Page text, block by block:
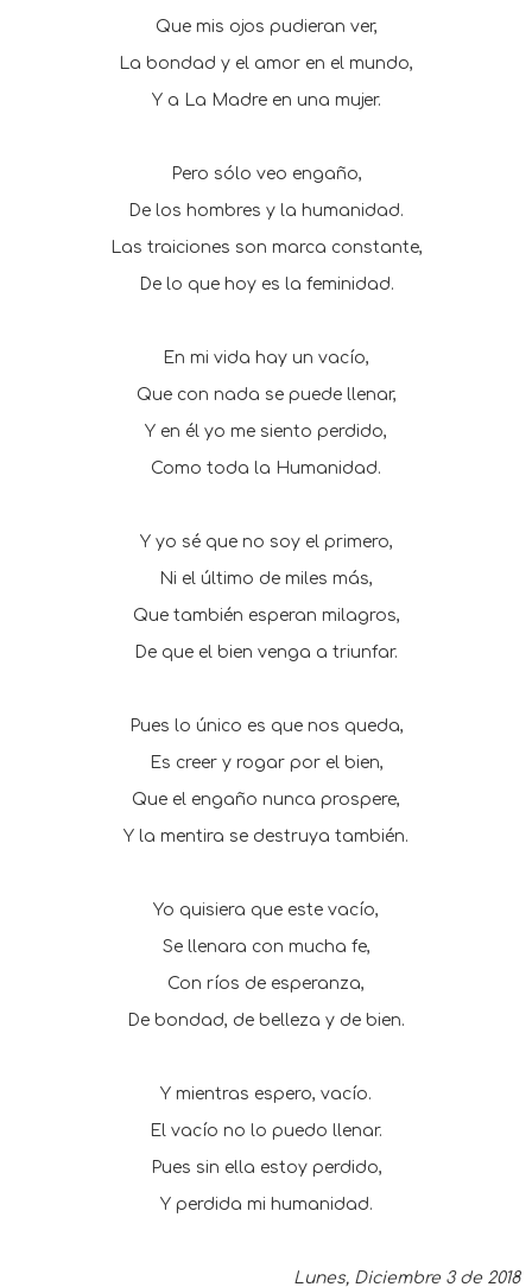
Que mis ojos pudieran ver,
La bondad y el amor en el mundo,
Y a La Madre en una mujer.
Pero sólo veo engaño,
De los hombres y la humanidad.
Las traiciones son marca constante,
De lo que hoy es la feminidad.
En mi vida hay un vacío,
Que con nada se puede llenar,
Y en él yo me siento perdido,
Como toda la Humanidad.
Y yo sé que no soy el primero,
Ni el último de miles más,
Que también esperan milagros,
De que el bien venga a triunfar.
Pues lo único es que nos queda,
Es creer y rogar por el bien,
Que el engaño nunca prospere,
Y la mentira se destruya también.
Yo quisiera que este vacío,
Se llenara con mucha fe,
Con ríos de esperanza,
De bondad, de belleza y de bien.
Y mientras espero, vacío.
El vacío no lo puedo llenar.
Pues sin ella estoy perdido,
Y perdida mi humanidad.
Lunes, Diciembre 3 de 2018